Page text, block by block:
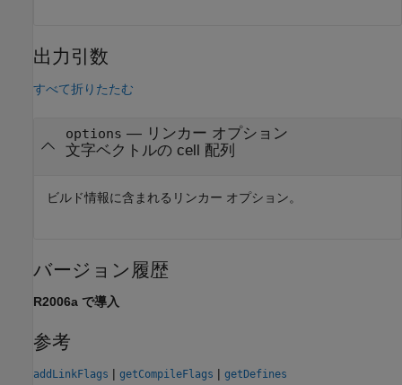
出力引数
すべて折りたたむ
options — リンカー オプション
文字ベクトルの cell 配列
ビルド情報に含まれるリンカー オプション。
バージョン履歴
R2006a で導入
参考
addLinkFlags | getCompileFlags | getDefines